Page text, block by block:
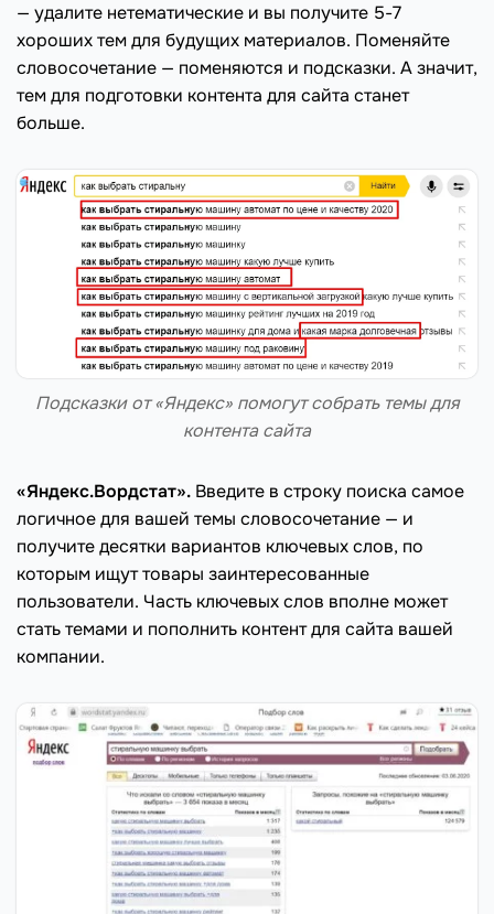
— удалите нетематические и вы получите 5-7
хороших тем для будущих материалов. Поменяйте
словосочетание — поменяются и подсказки. А значит,
тем для подготовки контента для сайта станет
больше.
Подсказки от «Яндекс» помогут собрать темы для
контента сайта
«Яндекс.Вордстат». Введите в строку поиска самое
логичное для вашей темы словосочетание — и
получите десятки вариантов ключевых слов, по
которым ищут товары заинтересованные
пользователи. Часть ключевых слов вполне может
стать темами и пополнить контент для сайта вашей
компании.